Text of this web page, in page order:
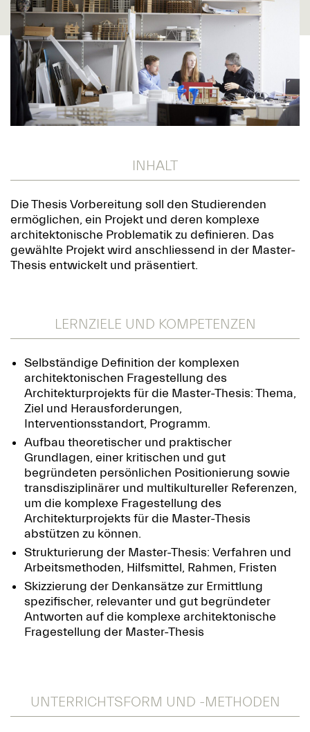
INHALT
Die Thesis Vorbereitung soll den Studierenden
ermöglichen, ein Projekt und deren komplexe
architektonische Problematik zu definieren. Das
gewählte Projekt wird anschliessend in der Master-
Thesis entwickelt und präsentiert.
LERNZIELE UND KOMPETENZEN
Selbständige Definition der komplexen
architektonischen Fragestellung des
Architekturprojekts für die Master-Thesis: Thema,
Ziel und Herausforderungen,
Interventionsstandort, Programm.
Aufbau theoretischer und praktischer
Grundlagen, einer kritischen und gut
begründeten persönlichen Positionierung sowie
transdisziplinärer und multikultureller Referenzen,
um die komplexe Fragestellung des
Architekturprojekts für die Master-Thesis
abstützen zu können.
Strukturierung der Master-Thesis: Verfahren und
Arbeitsmethoden, Hilfsmittel, Rahmen, Fristen
Skizzierung der Denkansätze zur Ermittlung
spezifischer, relevanter und gut begründeter
Antworten auf die komplexe architektonische
Fragestellung der Master-Thesis
UNTERRICHTSFORM UND -METHODEN